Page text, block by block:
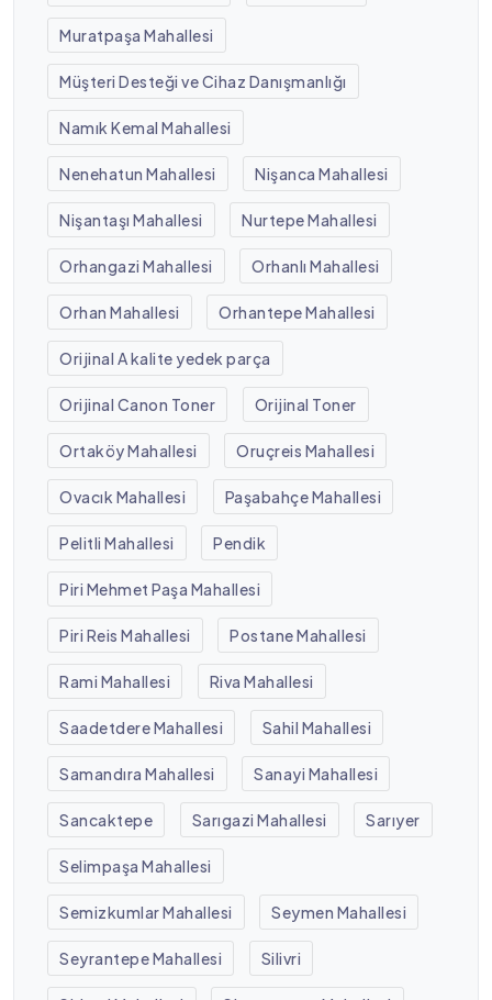
Muratpaşa Mahallesi
Müşteri Desteği ve Cihaz Danışmanlığı
Namık Kemal Mahallesi
Nenehatun Mahallesi Nişanca Mahallesi
Nişantaşı Mahallesi Nurtepe Mahallesi
Orhangazi Mahallesi Orhanlı Mahallesi
Orhan Mahallesi Orhantepe Mahallesi
Orijinal A kalite yedek parça
Orijinal Canon Toner Orijinal Toner
Ortaköy Mahallesi Oruçreis Mahallesi
Ovacık Mahallesi Paşabahçe Mahallesi
Pelitli Mahallesi Pendik
Piri Mehmet Paşa Mahallesi
Piri Reis Mahallesi Postane Mahallesi
Rami Mahallesi Riva Mahallesi
Saadetdere Mahallesi Sahil Mahallesi
Samandıra Mahallesi Sanayi Mahallesi
Sancaktepe Sarıgazi Mahallesi Sarıyer
Selimpaşa Mahallesi
Semizkumlar Mahallesi Seymen Mahallesi
Seyrantepe Mahallesi Silivri